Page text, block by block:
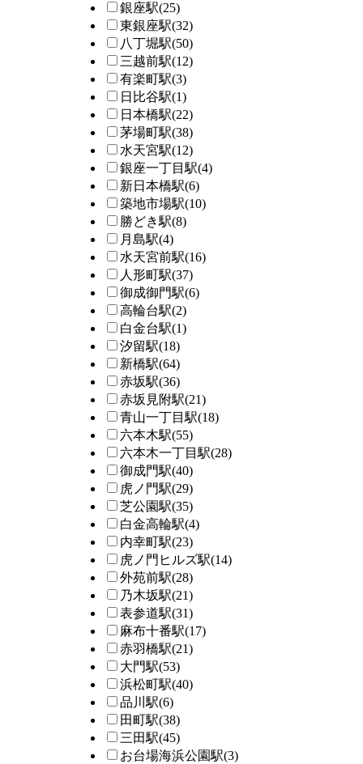
銀座駅(25)
東銀座駅(32)
八丁堀駅(50)
三越前駅(12)
有楽町駅(3)
日比谷駅(1)
日本橋駅(22)
茅場町駅(38)
水天宮駅(12)
銀座一丁目駅(4)
新日本橋駅(6)
築地市場駅(10)
勝どき駅(8)
月島駅(4)
水天宮前駅(16)
人形町駅(37)
御成御門駅(6)
高輪台駅(2)
白金台駅(1)
汐留駅(18)
新橋駅(64)
赤坂駅(36)
赤坂見附駅(21)
青山一丁目駅(18)
六本木駅(55)
六本木一丁目駅(28)
御成門駅(40)
虎ノ門駅(29)
芝公園駅(35)
白金高輪駅(4)
内幸町駅(23)
虎ノ門ヒルズ駅(14)
外苑前駅(28)
乃木坂駅(21)
表参道駅(31)
麻布十番駅(17)
赤羽橋駅(21)
大門駅(53)
浜松町駅(40)
品川駅(6)
田町駅(38)
三田駅(45)
お台場海浜公園駅(3)